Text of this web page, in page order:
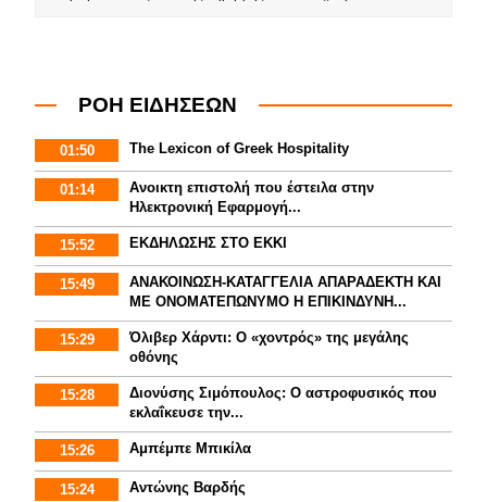
ΡΟΗ ΕΙΔΗΣΕΩΝ
01:50 The Lexicon of Greek Hospitality
01:14
Aνοικτη επιστολή που έστειλα στην
Ηλεκτρονική Εφαρμογή...
15:52 ΕΚΔΗΛΩΣΗΣ ΣΤΟ ΕΚΚΙ
15:49
ΑΝΑΚΟΙΝΩΣΗ-ΚΑΤΑΓΓΕΛΙΑ ΑΠΑΡΑΔΕΚΤΗ ΚΑΙ
ΜΕ ΟΝΟΜΑΤΕΠΩΝΥΜΟ Η ΕΠΙΚΙΝΔΥΝΗ...
15:29
Όλιβερ Χάρντι: Ο «χοντρός» της μεγάλης
οθόνης
15:28
Διονύσης Σιμόπουλος: Ο αστροφυσικός που
εκλαΐκευσε την...
15:26 Αμπέμπε Μπικίλα
15:24 Αντώνης Βαρδής